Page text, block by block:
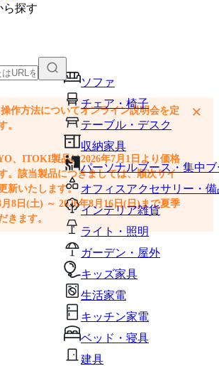
ら探す
ソファ
チェア・椅子
テーブル・デスク
収納家具
パーソナルブース・集中
オフィスアクセサリー・備
インテリア雑貨
ライト・照明
ガーデン・屋外
キッズ家具
生活家電
キッチン家電
ベッド・寝具
建具
トに追加
ジのURLを貼り付けて、カートに追加できます
作方法についてオンライン説明会を定
。
、ITOKI製品は2026年7月1日より価格
。該当製品につきましては、順次サイ
新いたします。
8日(土) ～ 2026年8月16日(日)まで夏季
きます。
×